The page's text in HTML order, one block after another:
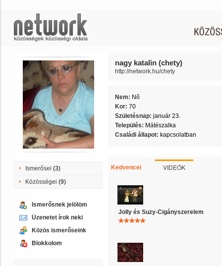
Ismerősei (3)
Közösségei (9)
Ismerősnek jelölöm
Üzenetet írok neki
Közös ismerőseink
Blokkolom
nagy katalin (chety)
http://network.hu/chety
Nem: Nő
Kor: 70
Születésnap: január 23.
Település: Mátészalka
Családi állapot: kapcsolatban
Kedvencei VIDEÓK
Jolly és Suzy-Cigányszerelem